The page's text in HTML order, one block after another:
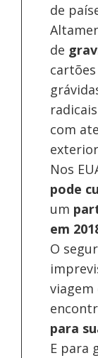
de
de
com
Nos
pode
um
em
O
viagem
para
E para